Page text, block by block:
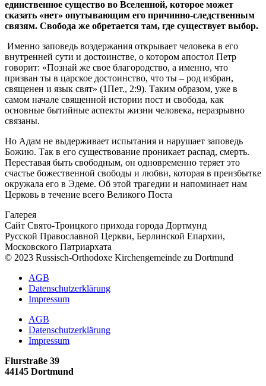
единственное существо во Вселенной, которое может
сказать «нет» опутывающим его причинно-следственным
связям. Свобода же обретается там, где существует выбор.
Именно заповедь воздержания открывает человека в его
внутренней сути и достоинстве, о котором апостол Петр
говорит: «Познай же свое благородство, а именно, что
призван ты в царское достоинство, что ты – род избран,
священен и язык свят» (1Пет., 2:9). Таким образом, уже в
самом начале священной истории пост и свобода, как
основные бытийные аспекты жизни человека, неразрывно
связаны.
Но Адам не выдерживает испытания и нарушает заповедь
Божию. Так в его существование проникает распад, смерть.
Переставая быть свободным, он одновременно теряет это
счастье божественной свободы и любви, которая в преизбытке
окружала его в Эдеме. Об этой трагедии и напоминает нам
Церковь в течение всего Великого Поста
Галерея
Сайт Свято-Троицкого прихода города Дортмунд
Русской Православной Церкви, Берлинской Епархии,
Московского Патриархата
© 2023 Russisch-Orthodoxe Kirchengemeinde zu Dortmund
АGB
Datenschutzerklärung
Impressum
АGB
Datenschutzerklärung
Impressum
Flurstraße 39
44145 Dortmund